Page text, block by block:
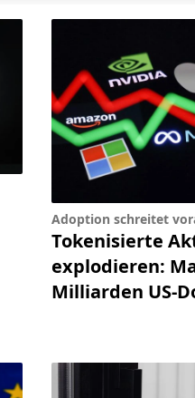
Adoption schreitet
Tokenisierte
explodieren:
Milliarden US-